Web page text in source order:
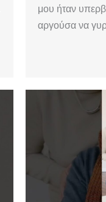
μου ήταν
αργούσα να